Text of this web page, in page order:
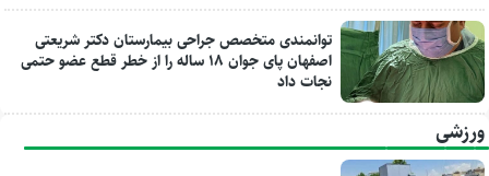
توانمندی متخصص جراحی بیمارستان دکتر شریعتی
اصفهان پای جوان ۱۸ ساله را از خطر قطع عضو حتمی
نجات داد
ورزشی